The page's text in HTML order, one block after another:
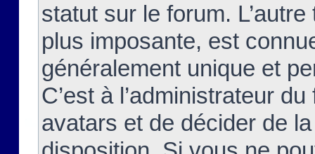
statut sur le forum.
plus imposante, est
généralement unique et
C’est à l’administrateur
avatars et de décider de